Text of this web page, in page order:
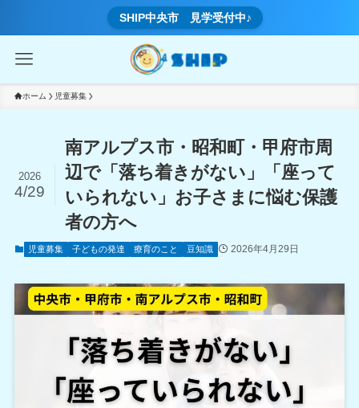
SHIP中央市 見学受付中♪
ホーム 児童募集
南アルプス市・昭和町・甲府市周
辺で「落ち着きがない」「座って
いられない」お子さまに悩む保護
者の方へ
2026
4/29
児童募集 子どもの発達 療育のこと 豆知識 2026年4月29日